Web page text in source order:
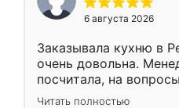
6 августа 2026
Заказывала кухню в
очень довольна.
посчитала, на
Замерщик приехал в
Читать полностью